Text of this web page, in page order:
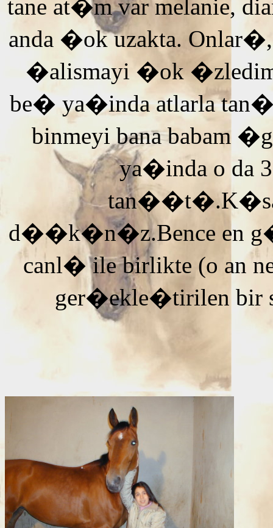
tane at�m var melanie,
anda �ok uzakta.
�alismayi �ok
be� ya�inda atlarla
binmeyi bana babam
ya�inda o da
d��k�n�z.Bence en
canl� ile birlikte (o an
ger�ekle�tirilen bir